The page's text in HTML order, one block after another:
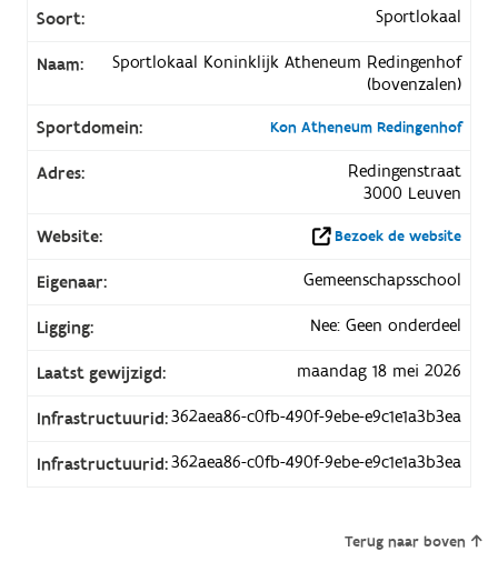
Soort: Sportlokaal
Naam:
Sportlokaal Koninklijk Atheneum Redingenhof
(bovenzalen)
Sportdomein:
Kon Atheneum Redingenhof
Adres:
Redingenstraat
3000 Leuven
Website:
Bezoek de website
Eigenaar: Gemeenschapsschool
Ligging: Nee: Geen onderdeel
Laatst gewijzigd: maandag 18 mei 2026
Infrastructuurid:362aea86-c0fb-490f-9ebe-e9c1e1a3b3ea
Infrastructuurid:362aea86-c0fb-490f-9ebe-e9c1e1a3b3ea
Terug naar boven